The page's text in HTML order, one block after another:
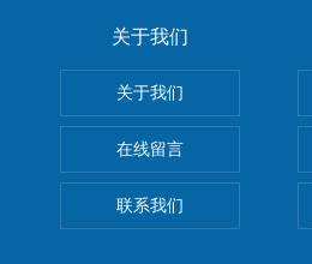
关于我们
关于我们
在线留言
联系我们